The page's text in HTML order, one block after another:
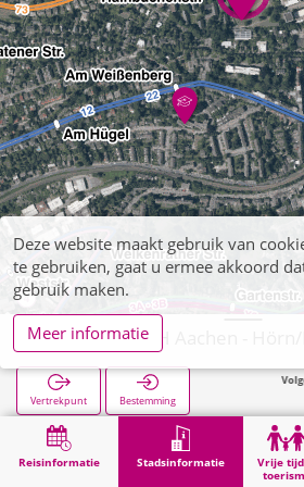
Reisinformatie Stadsinformatie
Vrije
Vertrekpunt Bestemming
Stadsinformatie Hogeschoolinstellingen Aachen,
Deze website maakt gebruik van
te gebruiken, gaat u ermee akkoord
gebruik maken.
Meer informatie